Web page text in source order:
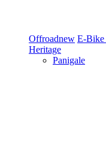
Offroadnew E-Bike
Heritage
Panigale